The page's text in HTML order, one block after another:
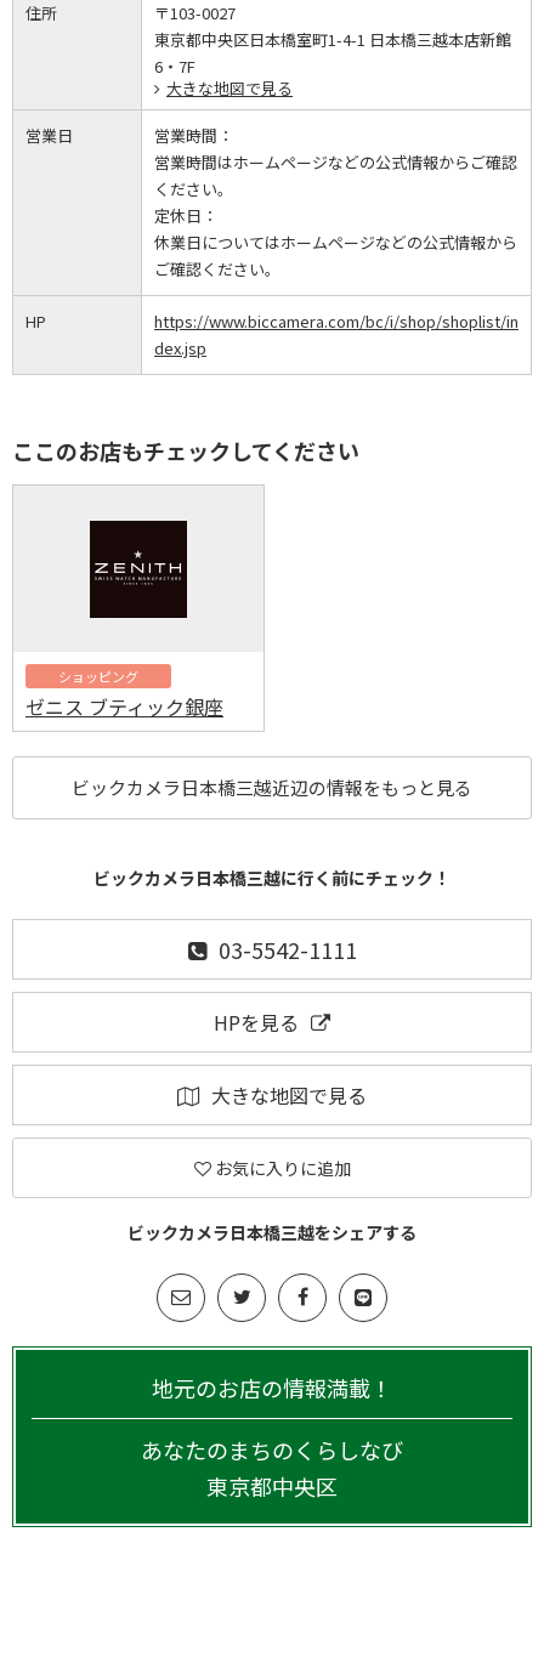
住所
〒103-0027
東京都中央区日本橋室町1-4-1 日本橋三越本店新館
6・7F
大きな地図で見る
営業日
営業時間：
営業時間はホームページなどの公式情報からご確認
ください。
定休日：
休業日についてはホームページなどの公式情報から
ご確認ください。
HP
https://www.biccamera.com/bc/i/shop/shoplist/in
dex.jsp
ここのお店もチェックしてください
ショッピング
ゼニス ブティック銀座
ビックカメラ日本橋三越近辺の情報をもっと見る
ビックカメラ日本橋三越に行く前にチェック！
03-5542-1111
HPを見る
大きな地図で見る
お気に入りに追加
ビックカメラ日本橋三越をシェアする
地元のお店の情報満載！
あなたのまちのくらしなび
東京都中央区